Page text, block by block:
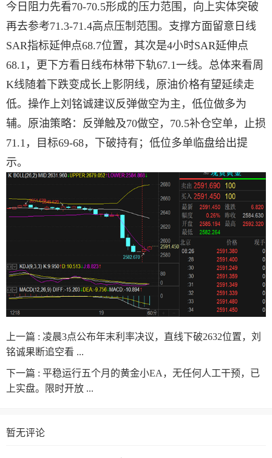
今日阻力先看70-70.5形成的压力范围，向上实体突破
再去参考71.3-71.4高点压制范围。支撑方面留意日线
SAR指标延伸点68.7位置，其次是4小时SAR延伸点
68.1，更下方看日线布林带下轨67.1一线。总体来看周
K线随着下跌变成长上影阴线，原油价格有望延续走
低。操作上刘铭诚建议反弹做空为主，低位做多为
辅。原油策略：反弹触及70做空，70.5补仓空单，止损
71.1，目标69-68，下破持有；低位多单临盘给出提
示。
上一篇 : 凌晨3点公布年末利率决议，直线下破2632位置，刘
铭诚果断追空看 ...
下一篇 : 平稳运行五个月的黄金小EA，无任何人工干预，已
上实盘。限时开放 ...
暂无评论